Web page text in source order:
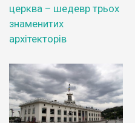
церква – шедевр трьох
знаменитих
архітекторів